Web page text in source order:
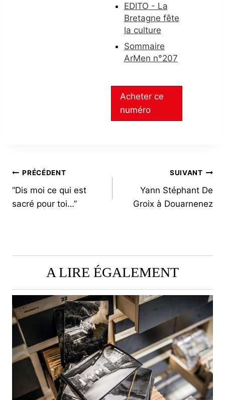
EDITO - La
Bretagne fête
la culture
Sommaire
ArMen n°207
Acheter ce
numéro
NAVIGATION
DE
PRÉCÉDENT
“Dis moi ce qui est
sacré pour toi…”
SUIVANT
Yann Stéphant De
Groix à Douarnenez
A LIRE ÉGALEMENT